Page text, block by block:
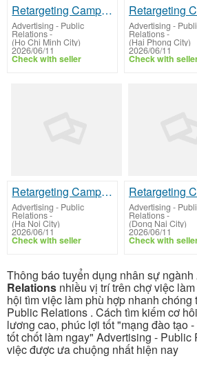
Retargeting Campaign Manager
Advertising - Public
Relations-
(Ho Chi Minh City)
2026/06/11
Check with seller
Advertising -
Relations-
(Hai Phong City)
2026/06/11
Check with
Retargeting Campaign Manager
Advertising - Public
Relations-
(Ha Noi City)
2026/06/11
Check with seller
Advertising -
Relations-
(Dong Nai City)
2026/06/11
Check with
Thông báo tuyển dụng nhân sự ngành
Relations nhiều vị trí trên chợ việc
hội tìm việc làm phù hợp nhanh chóng
Public Relations . Cách tìm kiếm cơ
lương cao, phúc lợi tốt "mạng đào tạo
tốt chốt làm ngay" Advertising - Public
việc được ưa chuộng nhất hiện nay